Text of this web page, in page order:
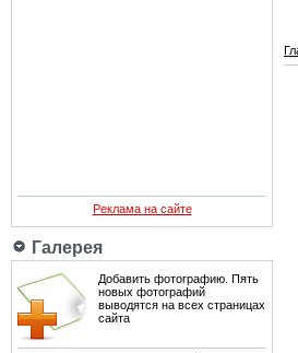
Реклама на сайте
Галерея
Добавить фотографию. Пять
новых фотографий
выводятся на всех страницах
сайта